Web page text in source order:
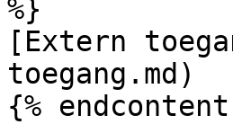
%}
[Extern
toegang.md)
{%